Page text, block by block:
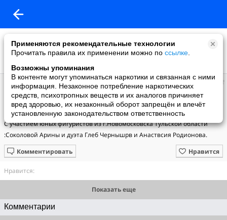
Применяются рекомендательные технологии
Прочитать правила их применении можно по ссылке
Возможны упоминания
В контенте могут упоминаться наркотики и связанная с ними
информация. Незаконное потребление наркотических
средств, психотропных веществ и их аналогов причиняет
вред здоровью, их незаконный оборот запрещён и влечёт
установленную законодательством ответственность
с.
добавила видео
11.03.2018
'Beauty and the Beast' - Дуэт 'Наедине'I cover version violin and piano
С участием юных фигуристов из г.Новомосковска Тульской области
:Соколовой Арины и дуэта Глеб Чернышрв и Анаствсия Родионова.
Нравится
Комментировать
Нравится:
Показать еще
Комментарии